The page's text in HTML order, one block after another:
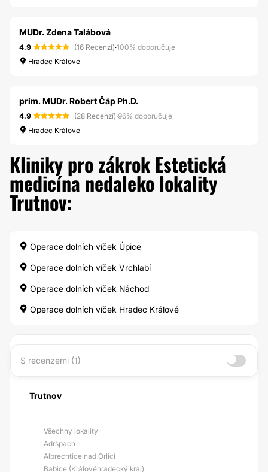
MUDr. Zdena Talábová
4.9 (16 Recenzí)·100% doporučuje
Hradec Králové
prim. MUDr. Robert Čáp Ph.D.
4.9 (28 Recenzí)·96% doporučuje
Hradec Králové
Kliniky pro zákrok Estetická
medicína nedaleko lokality
Trutnov:
Operace dolních víček Úpice
Operace dolních víček Vrchlabí
Operace dolních víček Náchod
Operace dolních víček Hradec Králové
S recenzemi (1)
Trutnov
Všechny lokality
Adršpach
Albrechtice nad Orlicí
Babice (Královéhradecký kraj)